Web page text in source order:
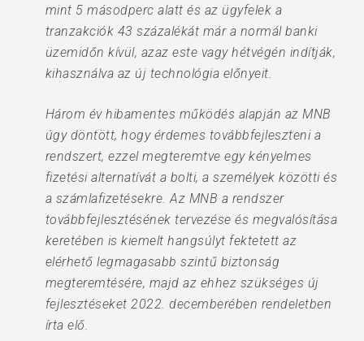
mint 5 másodperc alatt és az ügyfelek a
tranzakciók 43 százalékát már a normál banki
üzemidőn kívül, azaz este vagy hétvégén indítják,
kihasználva az új technológia előnyeit.
Három év hibamentes működés alapján az MNB
úgy döntött, hogy érdemes továbbfejleszteni a
rendszert, ezzel megteremtve egy kényelmes
fizetési alternatívát a bolti, a személyek közötti és
a számlafizetésekre. Az MNB a rendszer
továbbfejlesztésének tervezése és megvalósítása
keretében is kiemelt hangsúlyt fektetett az
elérhető legmagasabb szintű biztonság
megteremtésére, majd az ehhez szükséges új
fejlesztéseket 2022. decemberében rendeletben
írta elő.